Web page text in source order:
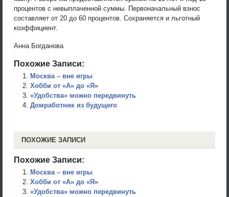
процентов с невыплаченной суммы. Первоначальный взнос
составляет от 20 до 60 процентов. Сохраняется и льготный
коэффициент.
Анна Богданова
Похожие Записи:
Москва – вне игры
Хобби от «А» до «Я»
«Удобства» можно передвинуть
Домработник из будущего
ПОХОЖИЕ ЗАПИСИ
Похожие Записи:
Москва – вне игры
Хобби от «А» до «Я»
«Удобства» можно передвинуть